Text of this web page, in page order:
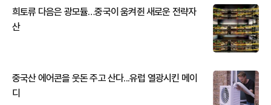
희토류 다음은 광모듈…중국이 움켜쥔 새로운 전략자
산
중국산 에어콘을 웃돈 주고 산다...유럽 열광시킨 메이
디